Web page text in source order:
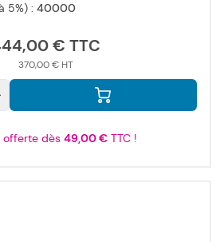
5%) : 40000
€
370,00 €
offerte dès 49,00 €TTC !